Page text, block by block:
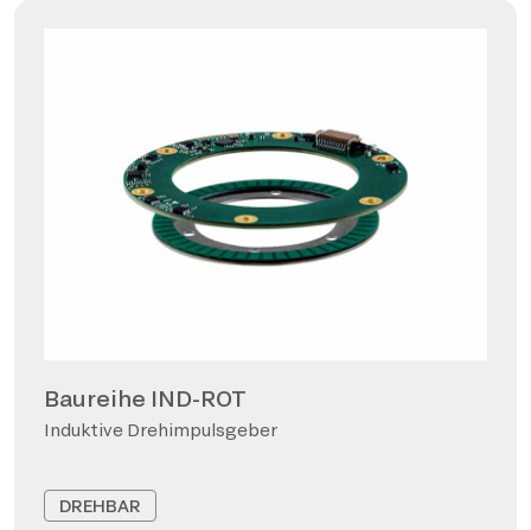
Baureihe IND-ROT
Induktive Drehimpulsgeber
DREHBAR